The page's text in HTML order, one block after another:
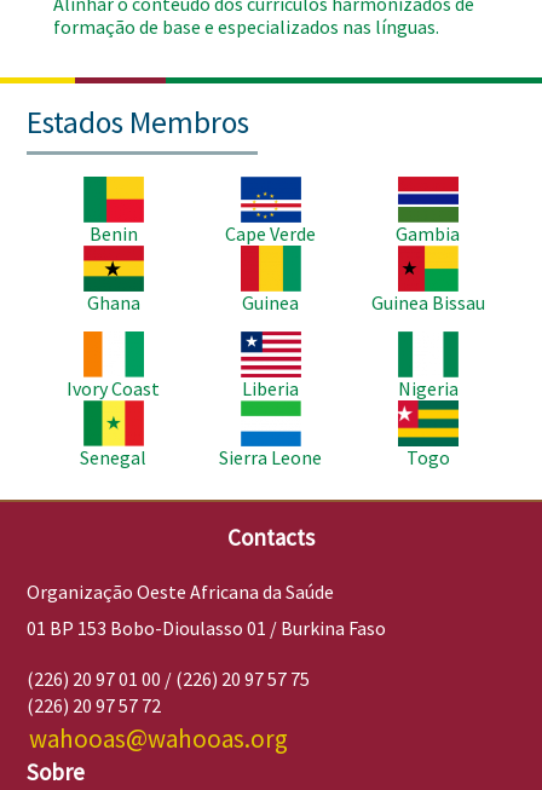
formação de base e especializados nas línguas.
Estados Membros
Benin
Imagem
Cape Verde
Imagem
Gambia
Imagem
Ghana
Guinea
Imagem
Guinea Bissau
Ivory Coast
Imagem
Liberia
Nigeria
Imagem
Senegal
Imagem
Sierra Leone
Imagem
Togo
Contacts
Organização Oeste Africana da Saúde
01 BP 153 Bobo-Dioulasso 01 / Burkina Faso
(226) 20 97 01 00 / (226) 20 97 57 75
(226) 20 97 57 72
wahooas@wahooas.org
Sobre